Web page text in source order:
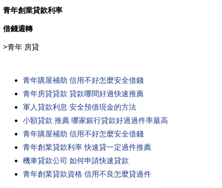
青年創業貸款利率
借錢週轉
>青年 房貸
青年購屋補助 信用不好怎麼安全借錢
青年房貸貸款 貸款哪間好過快速推薦
軍人貸款利息 安全預借現金的方法
小額貸款 推薦 哪家銀行貸款好過過件率最高
青年購屋補助 信用不好怎麼安全借錢
青年創業貸款利率 快速貸一定過件推薦
機車貸款公司 如何申請快速貸款
青年創業貸款資格 信用不良怎麼貸過件